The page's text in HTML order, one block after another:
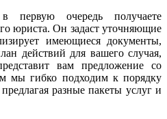
очередь получаете
юриста. Он задаст уточняющие
имеющиеся документы,
действий для вашего случая,
вам предложение со
мы гибко подходим к порядку
разные пакеты услуг и